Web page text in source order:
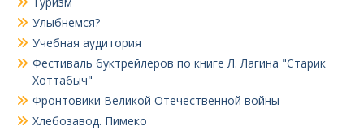
Улыбнемся?
Учебная аудитория
Фестиваль буктрейлеров по книге Л. Лагина "Старик
Хоттабыч"
Фронтовики Великой Отечественной войны
Хлебозавод. Пимеко